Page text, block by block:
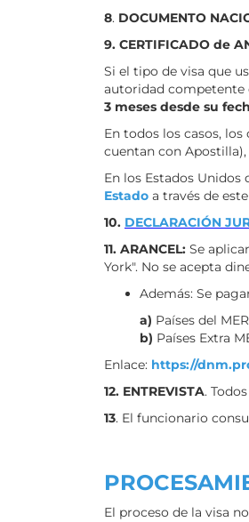
8. DOCUMENTO
9. CERTIFICADO de
Si el tipo de visa que
autoridad competente
3 meses desde su
En todos los casos,
cuentan con Apostilla),
En los Estados Unidos
Estado a través de este
10. DECLARACIÓN
11. ARANCEL: Se
York". No se acepta
Además: Se
a) Países del
b) Países Extra
Enlace: https://
12. ENTREVISTA.
13. El funcionario
El proceso de la visa